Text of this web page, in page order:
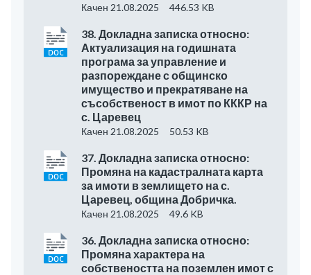
Качен 21.08.2025 446.53 KB
38. Докладна записка относно:
Актуализация на годишната
програма за управление и
разпореждане с общинско
имущество и прекратяване на
съсобственост в имот по КККР на
с. Царевец
Качен 21.08.2025 50.53 KB
37. Докладна записка относно:
Промяна на кадастралната карта
за имоти в землището на с.
Царевец, община Добричка.
Качен 21.08.2025 49.6 KB
36. Докладна записка относно:
Промяна характера на
собствеността на поземлен имот с